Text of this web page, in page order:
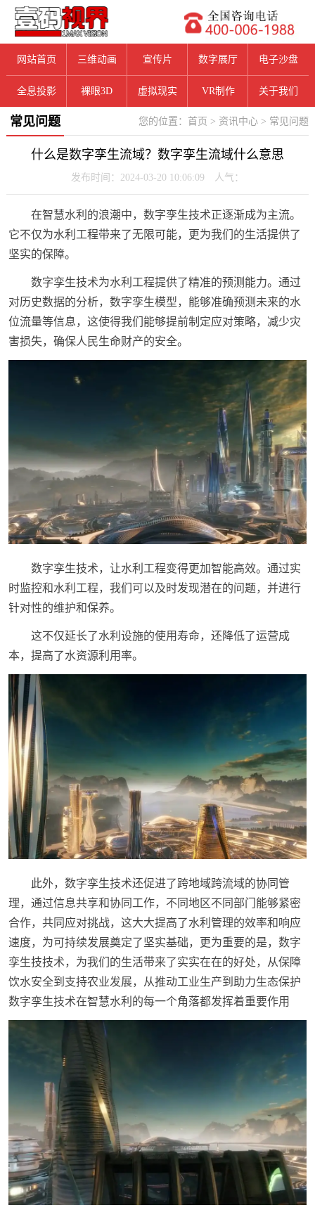
网站首页 三维动画 宣传片 数字展厅 电子沙盘
全息投影 裸眼3D 虚拟现实 VR制作 关于我们
您的位置： 首页 > 资讯中心 > 常见问题
常见问题
什么是数字孪生流域？数字孪生流域什么意思
发布时间：2024-03-20 10:06:09 人气：
在智慧水利的浪潮中，数字孪生技术正逐渐成为主流。
它不仅为水利工程带来了无限可能，更为我们的生活提供了
坚实的保障。
数字孪生技术为水利工程提供了精准的预测能力。通过
对历史数据的分析，数字孪生模型，能够准确预测未来的水
位流量等信息，这使得我们能够提前制定应对策略，减少灾
害损失，确保人民生命财产的安全。
数字孪生技术，让水利工程变得更加智能高效。通过实
时监控和水利工程，我们可以及时发现潜在的问题，并进行
针对性的维护和保养。
这不仅延长了水利设施的使用寿命，还降低了运营成
本，提高了水资源利用率。
此外，数字孪生技术还促进了跨地域跨流域的协同管
理，通过信息共享和协同工作，不同地区不同部门能够紧密
合作，共同应对挑战，这大大提高了水利管理的效率和响应
速度，为可持续发展奠定了坚实基础，更为重要的是，数字
孪生技技术，为我们的生活带来了实实在在的好处，从保障
饮水安全到支持农业发展，从推动工业生产到助力生态保护
数字孪生技术在智慧水利的每一个角落都发挥着重要作用